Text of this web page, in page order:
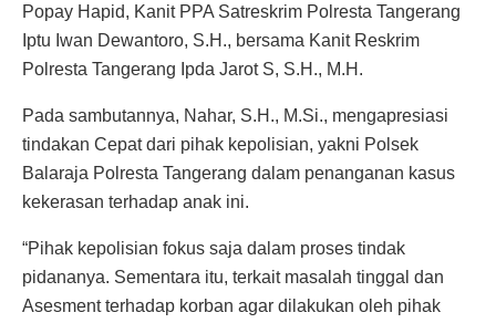
Popay Hapid, Kanit PPA Satreskrim Polresta Tangerang
Iptu Iwan Dewantoro, S.H., bersama Kanit Reskrim
Polresta Tangerang Ipda Jarot S, S.H., M.H.
Pada sambutannya, Nahar, S.H., M.Si., mengapresiasi
tindakan Cepat dari pihak kepolisian, yakni Polsek
Balaraja Polresta Tangerang dalam penanganan kasus
kekerasan terhadap anak ini.
“Pihak kepolisian fokus saja dalam proses tindak
pidananya. Sementara itu, terkait masalah tinggal dan
Asesment terhadap korban agar dilakukan oleh pihak